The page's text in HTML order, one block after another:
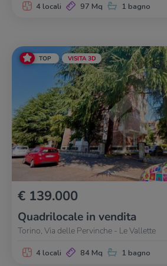
4 locali 97 Mq 1 bagno
TOP VISITA 3D
€ 139.000
Quadrilocale in vendita
Torino, Via delle Pervinche - Le Vallette
4 locali 84 Mq 1 bagno